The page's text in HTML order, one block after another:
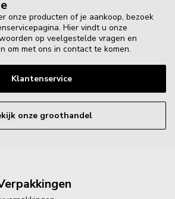
onze producten of je aankoop, bezoek
Hier vindt u onze
op veelgestelde vragen en
om met ons in contact te komen.
Klantenservice
onze groothandel